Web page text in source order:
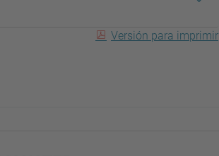
Versión para imprimir